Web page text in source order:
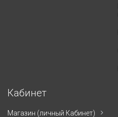
Кабинет
Магазин (личный Кабинет)